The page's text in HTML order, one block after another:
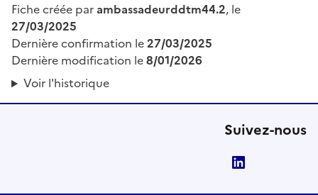
Fiche créée parambassadeurddtm44.2, le
27/03/2025
Dernière confirmation le27/03/2025
Dernière modification le8/01/2026
Voir l'historique
Suivez-nous